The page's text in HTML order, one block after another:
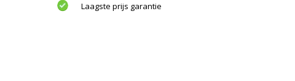
Laagste prijs garantie